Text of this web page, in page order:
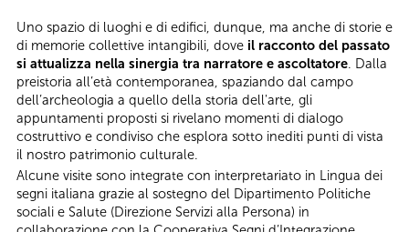
Uno spazio di luoghi e di edifici, dunque, ma anche di storie e
di memorie collettive intangibili, dove il racconto del passato
si attualizza nella sinergia tra narratore e ascoltatore. Dalla
preistoria all’età contemporanea, spaziando dal campo
dell’archeologia a quello della storia dell'arte, gli
appuntamenti proposti si rivelano momenti di dialogo
costruttivo e condiviso che esplora sotto inediti punti di vista
il nostro patrimonio culturale.
Alcune visite sono integrate con interpretariato in Lingua dei
segni italiana grazie al sostegno del Dipartimento Politiche
sociali e Salute (Direzione Servizi alla Persona) in